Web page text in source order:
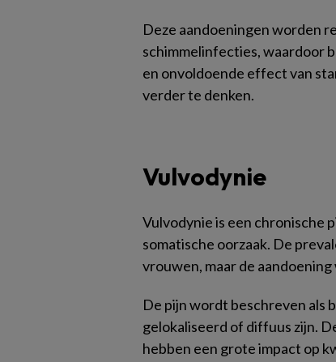
Deze aandoeningen worden
schimmelinfecties, waardoor
en onvoldoende effect van
verder te denken.
Vulvodynie
Vulvodynie is een chronische
somatische oorzaak. De
vrouwen, maar de
De pijn wordt beschreven als
gelokaliseerd of diffuus zijn.
hebben een grote impact op